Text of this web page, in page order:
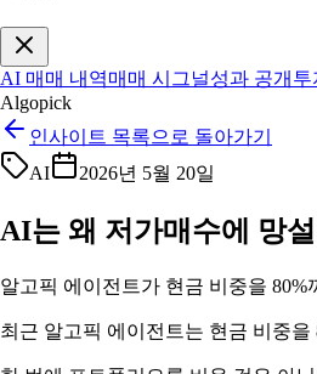
AI 매매 내역매매 시그널성과 공개 투
Algopick
인사이트 목록으로 돌아가기
AI
2026년 5월 20일
AI는 왜 저가매수에 망
알고픽 에이전트가 현금 비중을
최근 알고픽 에이전트는 현금 비중을